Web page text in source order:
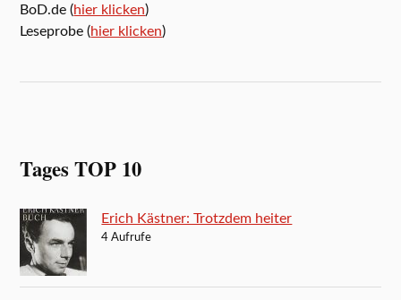
BoD.de (hier klicken)
Leseprobe (hier klicken)
Tages TOP 10
Erich Kästner: Trotzdem heiter
4 Aufrufe